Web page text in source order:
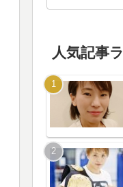
人気記事